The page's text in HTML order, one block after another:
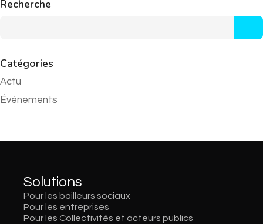
Recherche
Catégories
Actu
Événements
Solutions
Pour les bailleurs sociaux
Pour les entreprises
Pour les Collectivités et acteurs publics